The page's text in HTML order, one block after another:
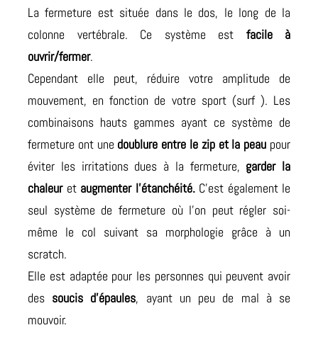
La fermeture est située dans le dos, le long de la
colonne vertébrale. Ce système est facile à
ouvrir/fermer.
Cependant elle peut, réduire votre amplitude de
mouvement, en fonction de votre sport (surf ). Les
combinaisons hauts gammes ayant ce système de
fermeture ont une doublure entre le zip et la peau pour
éviter les irritations dues à la fermeture, garder la
chaleur etaugmenter l’étanchéité.C’est également le
seul système de fermeture où l’on peut régler soi-
même le col suivant sa morphologie grâce à un
scratch.
Elle est adaptée pour les personnes qui peuvent avoir
des soucis d’épaules, ayant un peu de mal à se
mouvoir.